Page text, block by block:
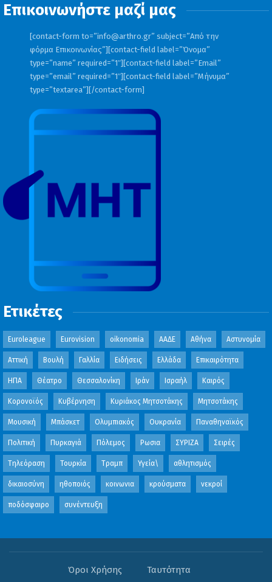
Επικοινωνήστε μαζί μας
[contact-form to=”info@arthro.gr” subject=”Από την
φόρμα Επικοινωνίας”][contact-field label=”Όνομα”
type=”name” required=”1″][contact-field label=”Email”
type=”email” required=”1″][contact-field label=”Μήνυμα”
type=”textarea”][/contact-form]
Ετικέτες
Euroleague Eurovision oikonomia ΑΑΔΕ Αθήνα Αστυνομία
Αττική Βουλή Γαλλία Ειδήσεις Ελλάδα Επικαιρότητα
ΗΠΑ Θέατρο Θεσσαλονίκη Ιράν Ισραήλ Καιρός
Κορονοϊός Κυβέρνηση Κυριάκος Μητσοτάκης Μητσοτάκης
Μουσική Μπάσκετ Ολυμπιακός Ουκρανία Παναθηναϊκός
Πολιτική Πυρκαγιά Πόλεμος Ρωσια ΣΥΡΙΖΑ Σειρές
Τηλεόραση Τουρκία Τραμπ Υγεία\ αθλητισμός
δικαιοσύνη ηθοποιός κοινωνια κρούσματα νεκροί
ποδόσφαιρο συνέντευξη
Όροι Χρήσης Ταυτότητα